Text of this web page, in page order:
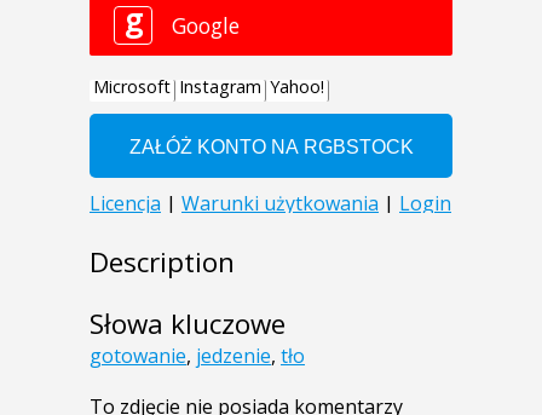
Description
Słowa kluczowe
gotowanie, jedzenie, tło
To zdjęcie nie posiada komentarzy